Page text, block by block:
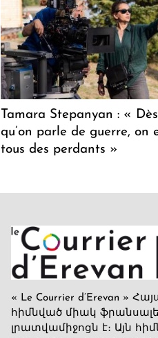
Tamara Stepanyan : « Dès
qu’on parle de guerre, on
tous des perdants »
« Le Courrier d’Erevan »
հիմնված միակ
լրատվամիջոցն է։ Այն